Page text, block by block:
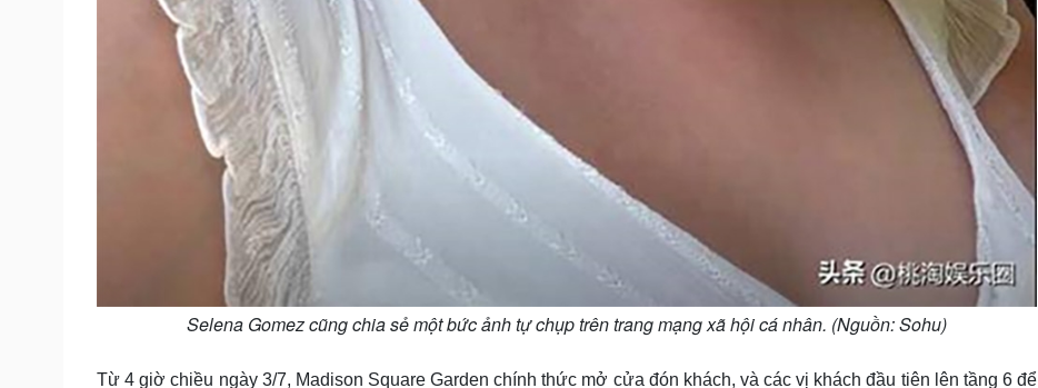
Selena Gomez cũng chia sẻ một bức ảnh tự chụp trên trang mạng xã hội cá nhân. (Nguồn: Sohu)
Từ 4 giờ chiều ngày 3/7, Madison Square Garden chính thức mở cửa đón khách, và các vị khách đầu tiên lên tầng 6 để